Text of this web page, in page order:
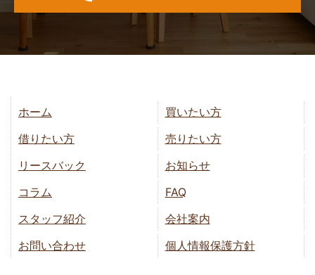
ホーム
買いたい方
借りたい方
売りたい方
リースバック
お知らせ
コラム
FAQ
スタッフ紹介
会社案内
お問い合わせ
個人情報保護方針